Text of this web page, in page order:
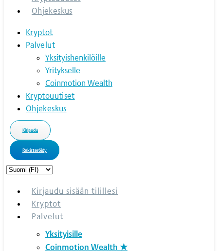
Ohjekeskus
Kryptot
Palvelut
Yksityishenkilöille
Yritykselle
Coinmotion Wealth
Kryptouutiset
Ohjekeskus
Kirjaudu
Rekisteröidy
Choose
languageKirjaudu sisään tilillesi
Kryptot
Palvelut
Yksityisille
Coinmotion Wealth ★